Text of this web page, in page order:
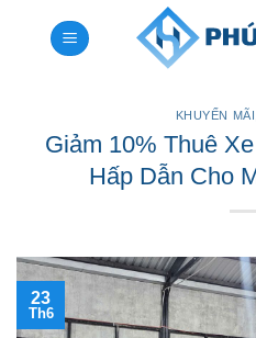
KHUYẾN MÃI
Giảm 10% Thuê
Hấp Dẫn Cho
23
Th6